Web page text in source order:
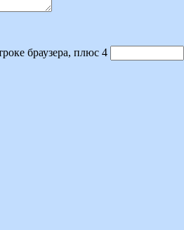
браузера, плюс 4